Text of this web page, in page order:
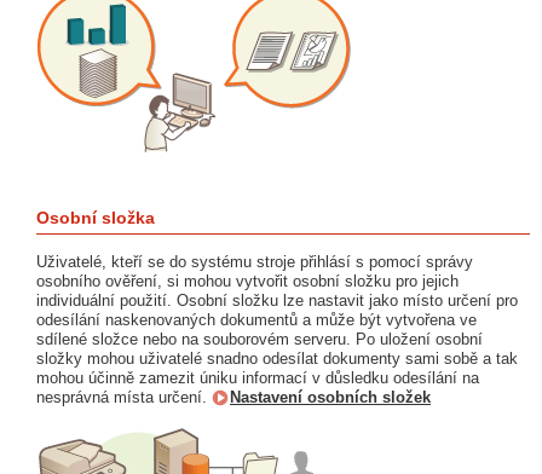
Osobní složka
Uživatelé, kteří se do systému stroje přihlásí s pomocí správy
osobního ověření, si mohou vytvořit osobní složku pro jejich
individuální použití. Osobní složku lze nastavit jako místo určení pro
odesílání naskenovaných dokumentů a může být vytvořena ve
sdílené složce nebo na souborovém serveru. Po uložení osobní
složky mohou uživatelé snadno odesílat dokumenty sami sobě a tak
mohou účinně zamezit úniku informací v důsledku odesílání na
nesprávná místa určení.
Nastavení osobních složek